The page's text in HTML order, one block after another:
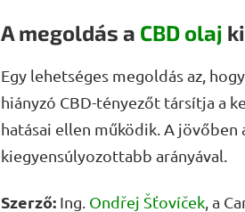
A megoldás a CBD olaj
Egy lehetséges megoldás az,
hiányzó CBD-tényezőt társítja a
hatásai ellen működik. A jövőben
kiegyensúlyozottabb arányával.
Szerző: Ing. Ondřej Šťovíček, a